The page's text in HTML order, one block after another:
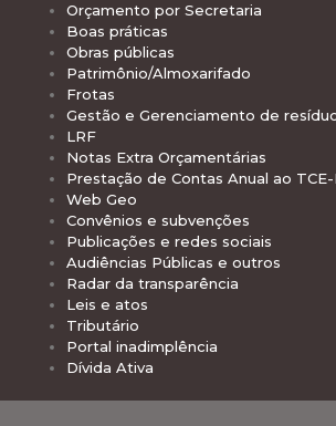
Orçamento por Secretaria
Boas práticas
Obras públicas
Patrimônio/Almoxarifado
Frotas
Gestão e Gerenciamento de
LRF
Notas Extra Orçamentárias
Prestação de Contas Anual ao TCE-
Web Geo
Convênios e subvenções
Publicações e redes sociais
Audiências Públicas e outros
Radar da transparência
Leis e atos
Tributário
Portal inadimplência
Dívida Ativa